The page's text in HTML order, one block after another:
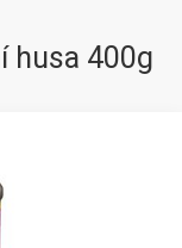
husa 400g